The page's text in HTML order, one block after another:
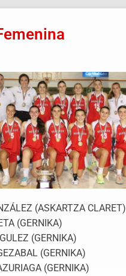
(ASKARTZA CLARET)
(GERNIKA)
(GERNIKA)
(GERNIKA)
(GERNIKA)